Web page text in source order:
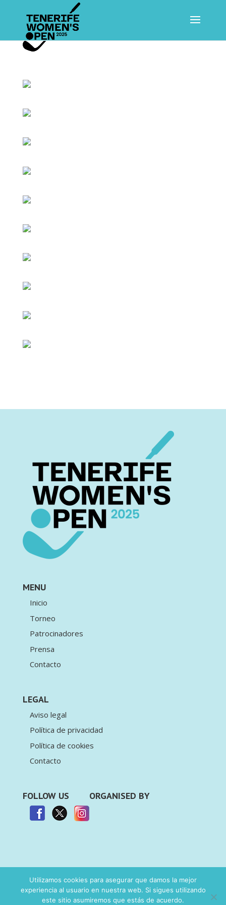
MENU
Inicio
Torneo
Patrocinadores
Prensa
Contacto
LEGAL
Aviso legal
Política de privacidad
Política de cookies
Contacto
FOLLOW US ORGANISED BY
© Deporte & Business. Todos los derechos
Utilizamos cookies para asegurar que damos la mejor
experiencia al usuario en nuestra web. Si sigues utilizando
este sitio asumiremos que estás de acuerdo.